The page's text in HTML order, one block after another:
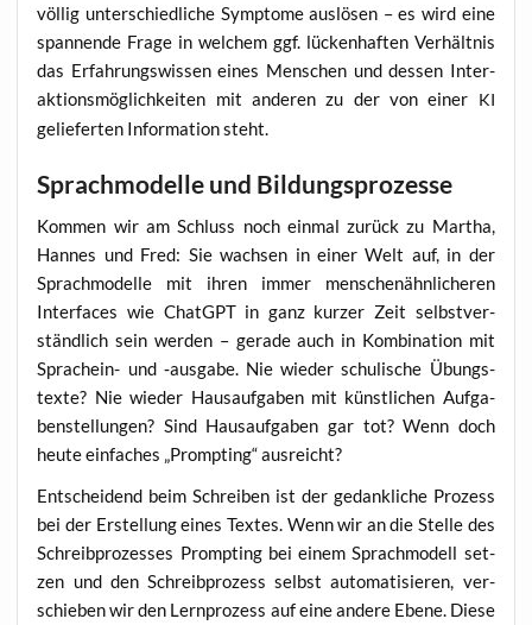
völ­lig unter­schied­li­che Sym­pto­me aus­lö­sen – es wird eine
span­nen­de Fra­ge in wel­chem ggf. lücken­haf­ten Ver­hält­nis
das Erfah­rungs­wis­sen eines Men­schen und des­sen Inter­
ak­ti­ons­mög­lich­kei­ten mit ande­ren zu der von einer KI
gelie­fer­ten Infor­ma­ti­on steht.
Sprachmodelle und Bildungsprozesse
Kom­men wir am Schluss noch ein­mal zurück zu Mar­tha,
Han­nes und Fred: Sie wach­sen in einer Welt auf, in der
Sprach­mo­del­le mit ihren immer men­schen­ähn­li­che­ren
Inter­faces wie ChatGPT in ganz kur­zer Zeit selbst­ver­
ständ­lich sein wer­den – gera­de auch in Kom­bi­na­ti­on mit
Sprach­ein- und ‑aus­ga­be. Nie wie­der schu­li­sche Übungs­
tex­te? Nie wie­der Haus­auf­ga­ben mit künst­li­chen Auf­ga­
ben­stel­lun­gen? Sind Haus­auf­ga­ben gar tot? Wenn doch
heu­te ein­fa­ches „Promp­ting“ ausreicht?
Ent­schei­dend beim Schrei­ben ist der gedank­li­che Pro­zess
bei der Erstel­lung eines Tex­tes. Wenn wir an die Stel­le des
Schreib­pro­zes­ses Promp­ting bei einem Sprach­mo­dell set­
zen und den Schreib­pro­zess selbst auto­ma­ti­sie­ren, ver­
schie­ben wir den Lern­pro­zess auf eine ande­re Ebe­ne. Die­se